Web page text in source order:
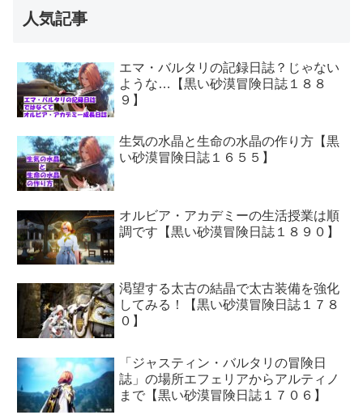
人気記事
エマ・バルタリの記録日誌？じゃない
ような…【黒い砂漠冒険日誌１８８
９】
生気の水晶と生命の水晶の作り方【黒
い砂漠冒険日誌１６５５】
オルビア・アカデミーの生活授業は順
調です【黒い砂漠冒険日誌１８９０】
渇望する太古の結晶で太古装備を強化
してみる！【黒い砂漠冒険日誌１７８
０】
「ジャスティン・バルタリの冒険日
誌」の場所エフェリアからアルティノ
まで【黒い砂漠冒険日誌１７０６】